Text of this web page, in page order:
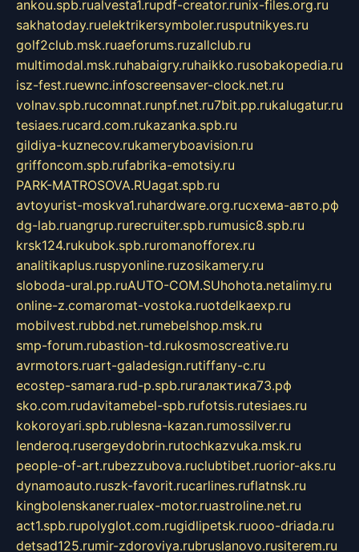
ankou.spb.rualvesta1.rupdf-creator.runix-files.org.ru
sakhatoday.ruelektrikersymboler.rusputnikyes.ru
golf2club.msk.ruaeforums.ruzallclub.ru
multimodal.msk.ruhabaigry.ruhaikko.rusobakopedia.ru
isz-fest.ruewnc.infoscreensaver-clock.net.ru
volnav.spb.rucomnat.runpf.net.ru7bit.pp.rukalugatur.ru
tesiaes.rucard.com.rukazanka.spb.ru
gildiya-kuznecov.rukameryboavision.ru
griffoncom.spb.rufabrika-emotsiy.ru
PARK-MATROSOVA.RUagat.spb.ru
avtoyurist-moskva1.ruhardware.org.ruсхема-авто.рф
dg-lab.ruangrup.rurecruiter.spb.rumusic8.spb.ru
krsk124.rukubok.spb.ruromanofforex.ru
analitikaplus.ruspyonline.ruzosikamery.ru
sloboda-ural.pp.ruAUTO-COM.SUhohota.netalimy.ru
online-z.comaromat-vostoka.ruotdelkaexp.ru
mobilvest.rubbd.net.rumebelshop.msk.ru
smp-forum.rubastion-td.rukosmoscreative.ru
avrmotors.ruart-galadesign.rutiffany-c.ru
ecostep-samara.rud-p.spb.ruгалактика73.рф
sko.com.rudavitamebel-spb.rufotsis.rutesiaes.ru
kokoroyari.spb.rublesna-kazan.rumossilver.ru
lenderoq.rusergeydobrin.rutochkazvuka.msk.ru
people-of-art.rubezzubova.ruclubtibet.ruorior-aks.ru
dynamoauto.ruszk-favorit.rucarlines.ruflatnsk.ru
kingbolenskaner.rualex-motor.ruastroline.net.ru
act1.spb.rupolyglot.com.rugidlipetsk.ruooo-driada.ru
detsad125.rumir-zdoroviya.rubruslanovo.rusiterem.ru